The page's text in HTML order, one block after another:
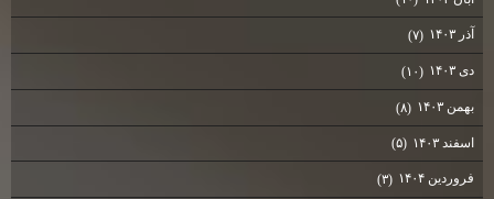
آذر ۱۴۰۳ (۷)
دی ۱۴۰۳ (۱۰)
بهمن ۱۴۰۳ (۸)
اسفند ۱۴۰۳ (۵)
فروردین ۱۴۰۴ (۳)